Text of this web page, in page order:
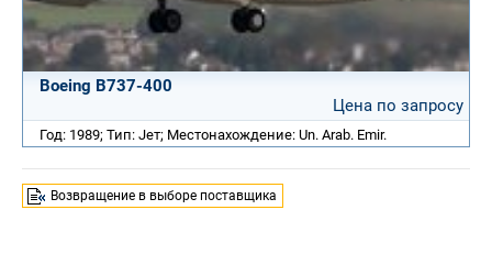
Boeing B737-400
Цена по запросу
Год: 1989; Тип: Jет; Местонахождение: Un. Arab. Emir.
Возвращение в выборе поставщика